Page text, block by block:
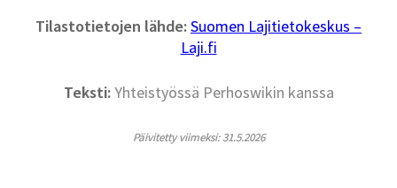
Tilastotietojen lähde:Suomen Lajitietokeskus –
Laji.fi
Teksti:Yhteistyössä Perhoswikin kanssa
Päivitetty viimeksi: 31.5.2026